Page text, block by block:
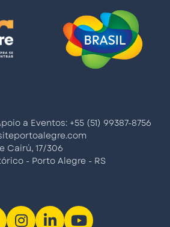
a Eventos: +55 (51) 99387-8756
Cairú, 17/306
- Porto Alegre - RS